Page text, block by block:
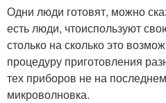
Одни люди готовят, можно
есть люди, чтоиспользуют
столько на сколько это
процедуру приготовления
тех приборов не на
микроволновка.